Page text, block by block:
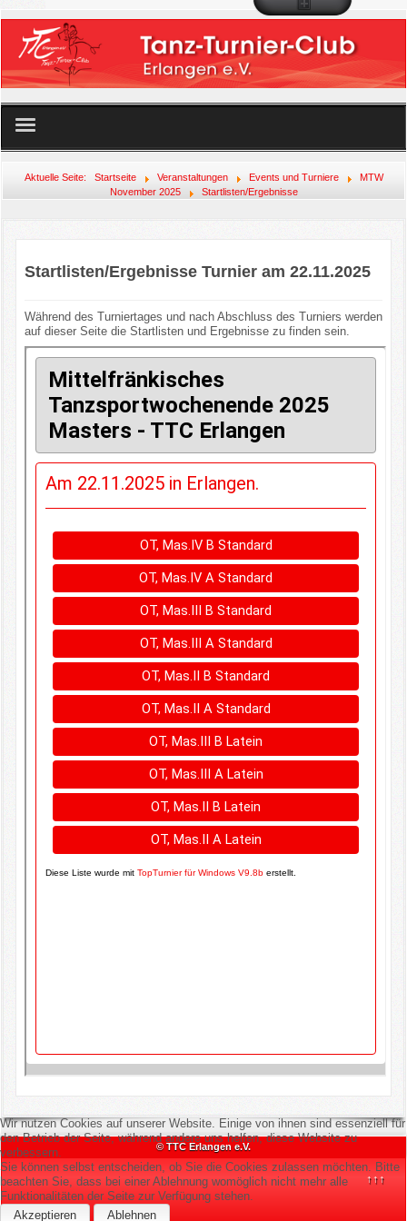
Veranstaltungen
Links
Kontakt
Impressum/Datenschutz
Aktuelle Seite: Startseite Veranstaltungen Events und Turniere
MTW
November 2025
Startlisten/Ergebnisse
Startlisten/Ergebnisse Turnier am 22.11.2025
Während des Turniertages und nach Abschluss des Turniers werden
auf dieser Seite die Startlisten und Ergebnisse zu finden sein.
© TTC Erlangen e.V.
↑↑↑
Wir nutzen Cookies auf unserer Website. Einige von ihnen sind essenziell für
den Betrieb der Seite, während andere uns helfen, diese Website zu
verbessern.
Sie können selbst entscheiden, ob Sie die Cookies zulassen möchten. Bitte
beachten Sie, dass bei einer Ablehnung womöglich nicht mehr alle
Funktionalitäten der Seite zur Verfügung stehen.
Akzeptieren
Ablehnen